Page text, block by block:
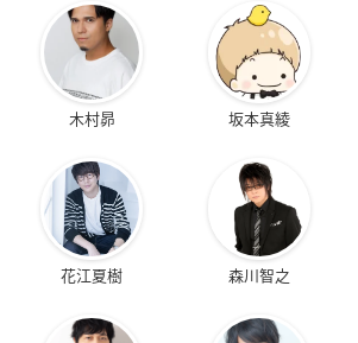
木村昴 坂本真綾
花江夏樹 森川智之